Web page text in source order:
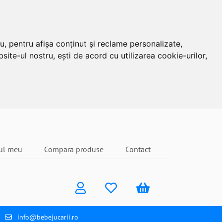
pentru afișa conținut și reclame personalizate,
ul nostru, ești de acord cu utilizarea cookie-urilor,
meu Compara produse Contact
info@bebejucarii.ro